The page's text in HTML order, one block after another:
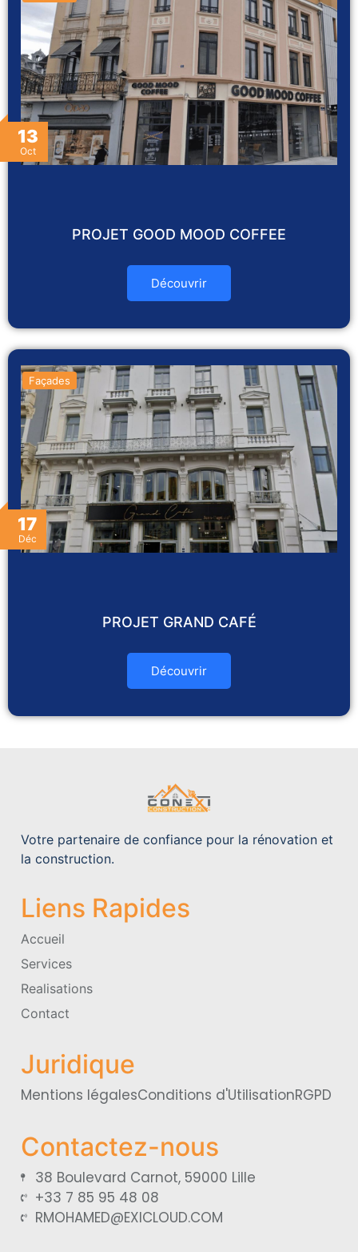
13
Oct
PROJET GOOD MOOD COFFEE
Découvrir
17
Déc
Façades
PROJET GRAND CAFÉ
Découvrir
Votre partenaire de confiance pour la rénovation et
la construction.
Liens Rapides
Accueil
Services
Realisations
Contact
Juridique
Mentions légalesConditions d'UtilisationRGPD
Contactez-nous
38 Boulevard Carnot, 59000 Lille
+33 7 85 95 48 08
RMOHAMED@EXICLOUD.COM